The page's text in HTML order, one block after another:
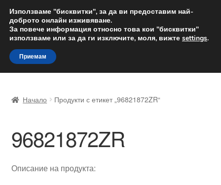
ДОСТАВКА от 12 лв.
Доставка по целия свят
Skip
to
navigation
Skip
to
content
Доставка по целия свят
Жалби
Начало Продукти с етикет „96821872ZR“
96821872ZR
Описание на продукта:
Използваме "бисквитки", за да ви предоставим най-
доброто онлайн изживяване.
За повече информация относно това кои "бисквитки"
използваме или за да ги изключите, моля, вижте settings.
Приемам